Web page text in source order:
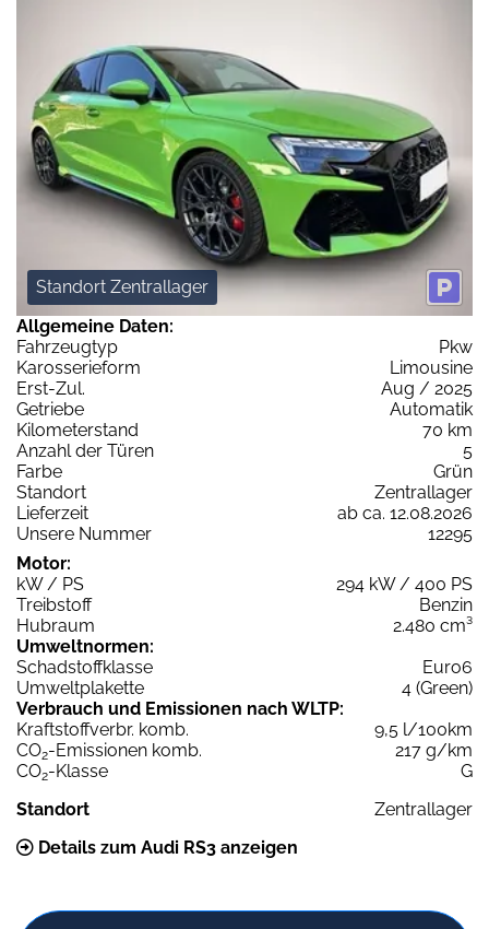
Standort Zentrallager
Allgemeine Daten:
Fahrzeugtyp
Pkw
Karosserieform
Limousine
Erst-Zul.
Aug / 2025
Getriebe
Automatik
Kilometerstand
70 km
Anzahl der Türen
5
Farbe
Grün
Standort
Zentrallager
Lieferzeit
ab ca. 12.08.2026
Unsere Nummer
12295
Motor:
kW / PS
294 kW / 400 PS
Treibstoff
Benzin
Hubraum
2.480 cm³
Umweltnormen:
Schadstoffklasse
Euro6
Umweltplakette
4 (Green)
Verbrauch und Emissionen nach WLTP:
Kraftstoffverbr. komb.
9,5 l/100km
CO2-Emissionen komb.
217 g/km
CO2-Klasse
G
Standort
Zentrallager
Details zum Audi RS3 anzeigen